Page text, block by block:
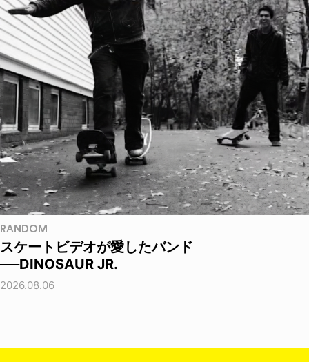
RANDOM
スケートビデオが愛したバンド
──DINOSAUR JR.
2026.08.06